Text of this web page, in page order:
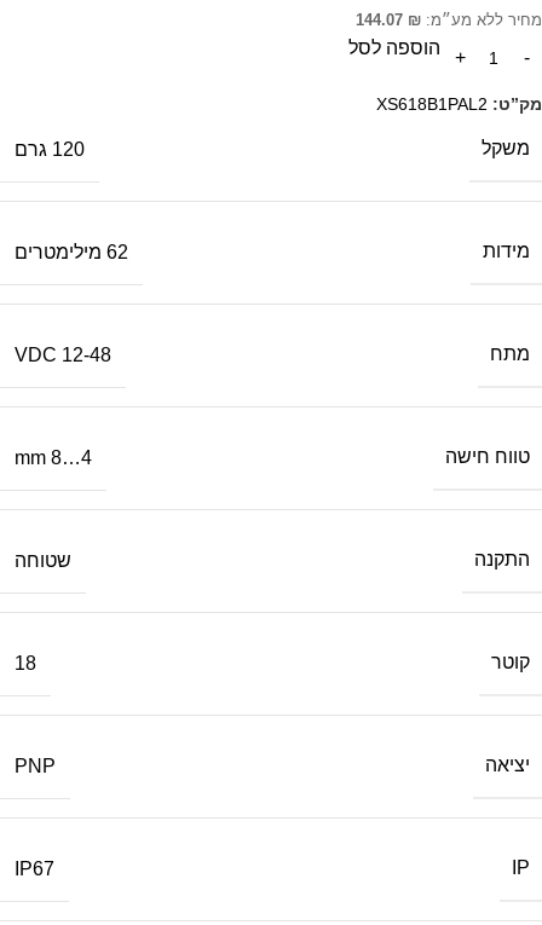
מחיר ללא מע״מ: 144.07 ₪
הוספה לסל
מק”ט: XS618B1PAL2
משקל 120 גרם
מידות 62 מילימטרים
מתח 12-48 VDC
טווח חישה 4…8 mm
התקנה שטוחה
קוטר 18
יציאה PNP
IP
IP67